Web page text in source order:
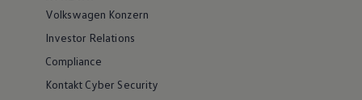
Volkswagen Konzern
Investor Relations
Compliance
Kontakt Cyber Security